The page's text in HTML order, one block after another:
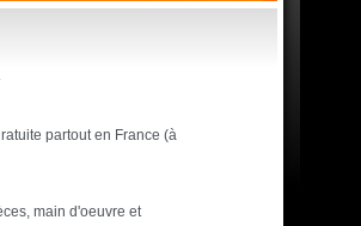
partout en France (à
main d'oeuvre et